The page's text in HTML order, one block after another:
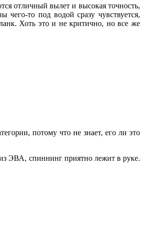
отличный вылет и высокая точность,
то под водой сразу чувствуется,
Хоть это и не критично, но все же
потому что не знает, его ли это
из ЭВА, спиннинг приятно лежит в руке.